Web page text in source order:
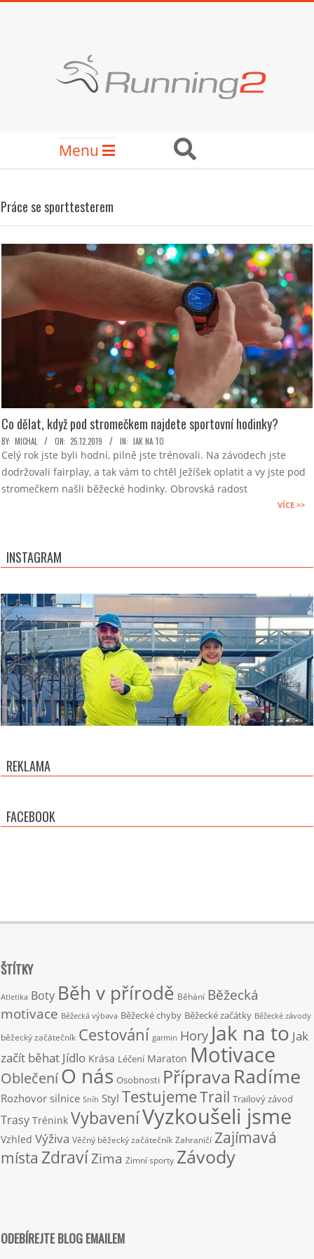
Secondary
Navigation
Menu Search
Práce se sporttesterem
Co dělat, když pod stromečkem najdete sportovní hodinky?
2019-
12-
25
BY: MICHAL ON: 25.12.2019 IN: JAK NA TO
Celý rok jste byli hodní, pilně jste trénovali. Na závodech jste
dodržovali fairplay, a tak vám to chtěl Ježíšek oplatit a vy jste pod
stromečkem našli běžecké hodinky. Obrovská radost
VÍCE >>
INSTAGRAM
REKLAMA
FACEBOOK
ŠTÍTKY
Atletika Boty Běh v přírodě Běhání Běžecká
motivace Běžecká výbava Běžecké chyby Běžecké začátky Běžecké závody
běžecký začátečník Cestování garmin Hory Jak na to Jak
začít běhat Jídlo Krása Léčení Maraton Motivace
OblečeníO nás Osobnosti Příprava Radíme
Rozhovor silnice Sníh Styl TestujemeTrail Trailový závod
Trasy Trénink VybaveníVyzkoušeli jsme
Vzhled Výživa Věčný běžecký začátečník Zahraničí Zajímavá
místa ZdravíZima Zimní sporty Závody
ODEBÍREJTE BLOG EMAILEM